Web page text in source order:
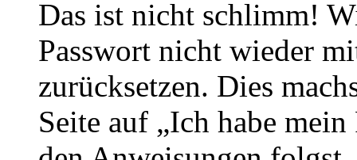
Das ist nicht schlimm!
Passwort nicht wieder
zurücksetzen. Dies
Seite auf „Ich habe